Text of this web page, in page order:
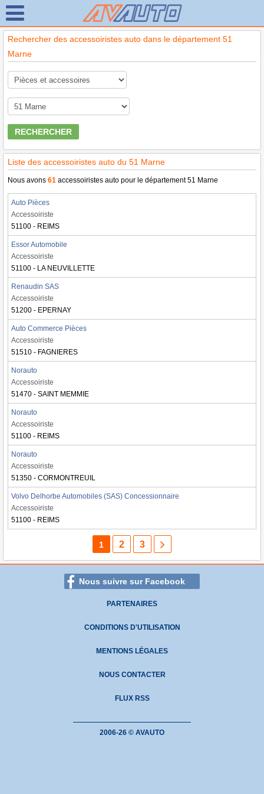
Rechercher des accessoiristes auto dans le département 51
Marne
RECHERCHER
Liste des accessoiristes auto du 51 Marne
Nous avons 61 accessoiristes auto pour le département 51 Marne
Auto Pièces
Accessoiriste
51100 - REIMS
Essor Automobile
Accessoiriste
51100 - LA NEUVILLETTE
Renaudin SAS
Accessoiriste
51200 - EPERNAY
Auto Commerce Pièces
Accessoiriste
51510 - FAGNIERES
Norauto
Accessoiriste
51470 - SAINT MEMMIE
Norauto
Accessoiriste
51100 - REIMS
Norauto
Accessoiriste
51350 - CORMONTREUIL
Volvo Delhorbe Automobiles (SAS) Concessionnaire
Accessoiriste
51100 - REIMS
1 2 3
Nous suivre sur Facebook
PARTENAIRES
CONDITIONS D'UTILISATION
MENTIONS LÉGALES
NOUS CONTACTER
FLUX RSS
2006-26 © AVAUTO